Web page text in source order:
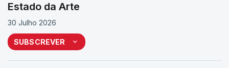
Estado da Arte
30 Julho 2026
SUBSCREVER